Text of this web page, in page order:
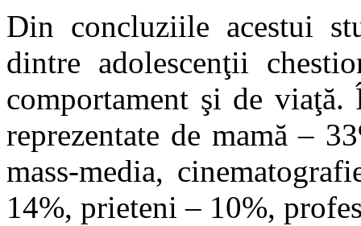
Din concluziile acestui
dintre adolescenţii
comportament şi de
reprezentate de mamă –
mass-media,
14%, prieteni – 10%,